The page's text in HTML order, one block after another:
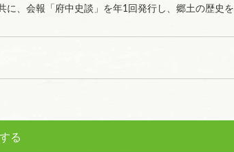
、会報「府中史談」を年1回発行し、郷土の歴史を
る